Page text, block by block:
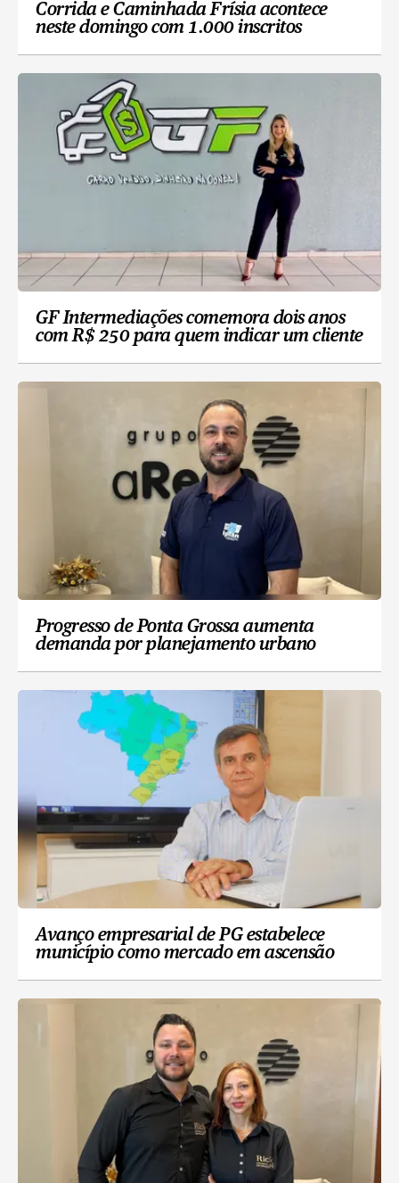
Corrida e Caminhada Frísia acontece
neste domingo com 1.000 inscritos
GF Intermediações comemora dois anos
com R$ 250 para quem indicar um cliente
Progresso de Ponta Grossa aumenta
demanda por planejamento urbano
Avanço empresarial de PG estabelece
município como mercado em ascensão